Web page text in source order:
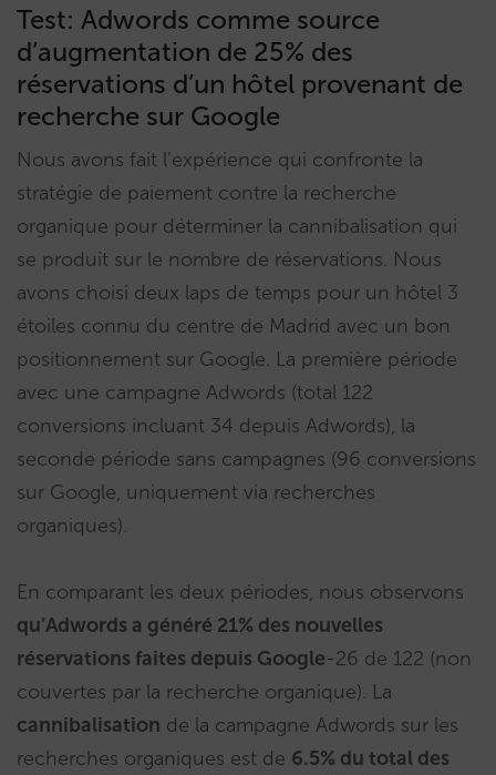
Test: Adwords comme source
d’augmentation de 25% des
réservations d’un hôtel provenant de
recherche sur Google
Nous avons fait l’expérience qui confronte la
stratégie de paiement contre la recherche
organique pour déterminer la cannibalisation qui
se produit sur le nombre de réservations. Nous
avons choisi deux laps de temps pour un hôtel 3
étoiles connu du centre de Madrid avec un bon
positionnement sur Google. La première période
avec une campagne Adwords (total 122
conversions incluant 34 depuis Adwords), la
seconde période sans campagnes (96 conversions
sur Google, uniquement via recherches
organiques).
En comparant les deux périodes, nous observons
qu’Adwords a généré 21% des nouvelles
réservations faites depuis Google-26 de 122 (non
couvertes par la recherche organique). La
cannibalisation de la campagne Adwords sur les
recherches organiques est de 6.5% du total des